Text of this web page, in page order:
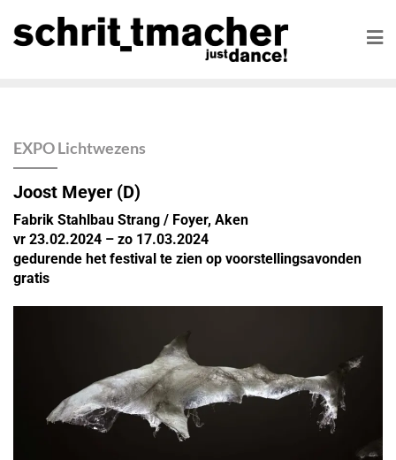
EXPO Lichtwezens
Joost Meyer (D)
Fabrik Stahlbau Strang / Foyer, Aken
vr 23.02.2024 – zo 17.03.2024
gedurende het festival te zien op voorstellingsavonden
gratis